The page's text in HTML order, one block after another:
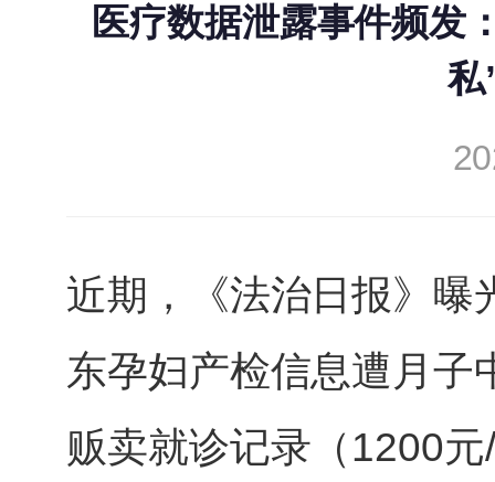
医疗数据泄露事件频发
私
近期，《法治日报》曝
东孕妇产检信息遭月子
贩卖就诊记录（1200